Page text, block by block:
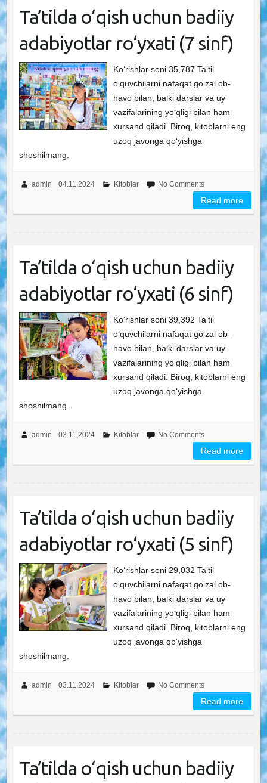
Ta’tilda o‘qish uchun badiiy
adabiyotlar ro‘yxati (7 sinf)
Ko‘rishlar soni 35,787 Ta’til
o‘quvchilarni nafaqat go‘zal ob-
havo bilan, balki darslar va uy
vazifalarining yo‘qligi bilan ham
xursand qiladi. Biroq, kitoblarni eng
uzoq javonga qo‘yishga
shoshilmang.
admin 04.11.2024 Kitoblar No Comments
Read more
Ta’tilda o‘qish uchun badiiy
adabiyotlar ro‘yxati (6 sinf)
Ko‘rishlar soni 39,392 Ta’til
o‘quvchilarni nafaqat go‘zal ob-
havo bilan, balki darslar va uy
vazifalarining yo‘qligi bilan ham
xursand qiladi. Biroq, kitoblarni eng
uzoq javonga qo‘yishga
shoshilmang.
admin 03.11.2024 Kitoblar No Comments
Read more
Ta’tilda o‘qish uchun badiiy
adabiyotlar ro‘yxati (5 sinf)
Ko‘rishlar soni 29,032 Ta’til
o‘quvchilarni nafaqat go‘zal ob-
havo bilan, balki darslar va uy
vazifalarining yo‘qligi bilan ham
xursand qiladi. Biroq, kitoblarni eng
uzoq javonga qo‘yishga
shoshilmang.
admin 03.11.2024 Kitoblar No Comments
Read more
Ta’tilda o‘qish uchun badiiy